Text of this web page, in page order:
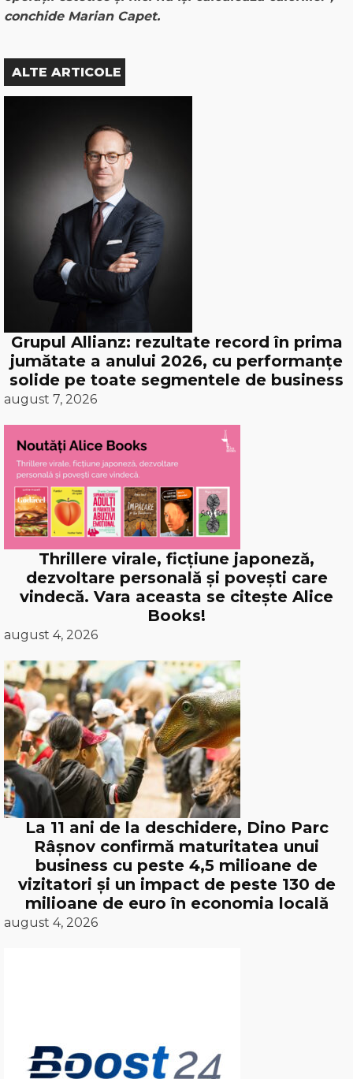
conchide Marian Capet.
ALTE ARTICOLE
Grupul Allianz: rezultate record în prima
jumătate a anului 2026, cu performanțe
solide pe toate segmentele de business
august 7, 2026
Thrillere virale, ficțiune japoneză,
dezvoltare personală și povești care
vindecă. Vara aceasta se citește Alice
Books!
august 4, 2026
La 11 ani de la deschidere, Dino Parc
Râșnov confirmă maturitatea unui
business cu peste 4,5 milioane de
vizitatori și un impact de peste 130 de
milioane de euro în economia locală
august 4, 2026